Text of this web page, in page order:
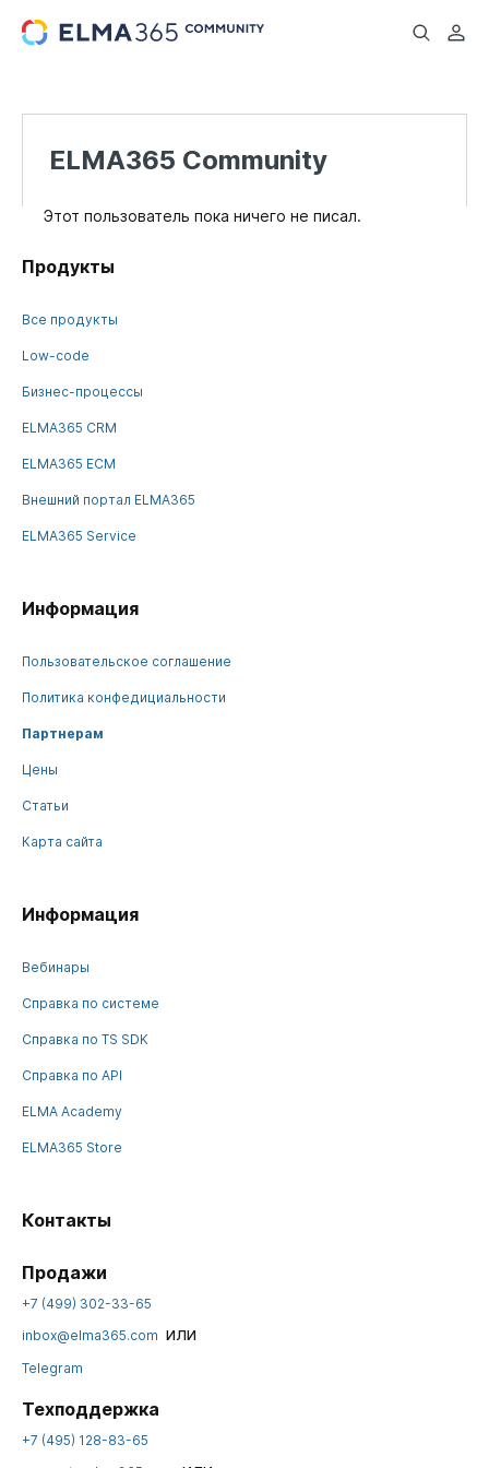
...
ELMA365 Community
Этот пользователь пока ничего не писал.
Продукты
Все продукты
Low-code
Бизнес-процессы
ELMA365 CRM
ELMA365 ECM
Внешний портал ELMA365
ELMA365 Service
Информация
Пользовательское соглашение
Политика конфедициальности
Партнерам
Цены
Статьи
Карта сайта
Информация
Вебинары
Справка по системе
Справка по TS SDK
Справка по API
ELMA Academy
ELMA365 Store
Контакты
Продажи
+7 (499) 302-33-65
inbox@elma365.com или
Telegram
Техподдержка
+7 (495) 128-83-65